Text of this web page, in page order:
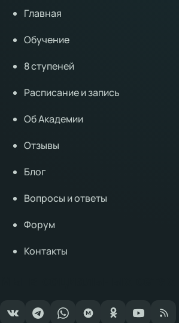
Главная
Обучение
8 ступеней
Расписание и запись
Об Академии
Отзывы
Блог
Вопросы и ответы
Форум
Контакты